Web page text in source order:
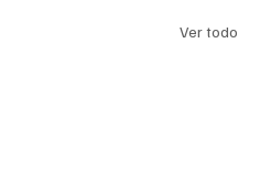
Ver todo